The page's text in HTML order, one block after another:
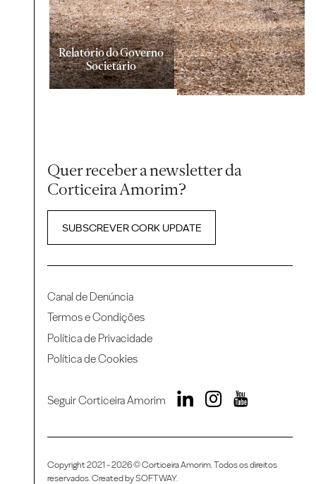
Relatório do Governo
Societário
Quer receber a newsletter da
Corticeira Amorim?
SUBSCREVER CORK UPDATE
Canal de Denúncia
Termos e Condições
Política de Privacidade
Política de Cookies
Seguir Corticeira Amorim
Copyright 2021 - 2026 © Corticeira Amorim. Todos os direitos
reservados. Created bySOFTWAY.